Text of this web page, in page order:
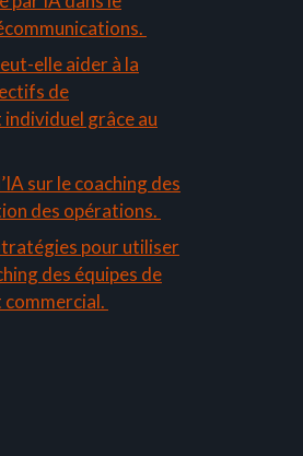
elle aider à la
de
grâce au
sur le coaching des
des opérations.
pour utiliser
des équipes de